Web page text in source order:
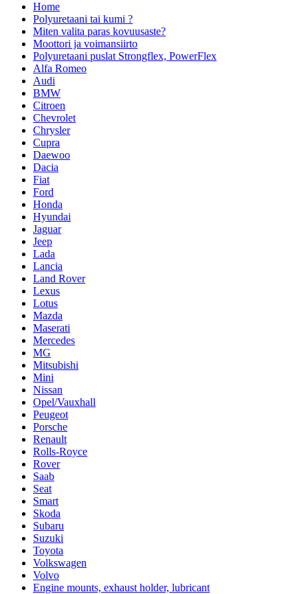
Home
Polyuretaani tai kumi ?
Miten valita paras kovuusaste?
Moottori ja voimansiirto
Polyuretaani puslat Strongflex, PowerFlex
Alfa Romeo
Audi
BMW
Citroen
Chevrolet
Chrysler
Cupra
Daewoo
Dacia
Fiat
Ford
Honda
Hyundai
Jaguar
Jeep
Lada
Lancia
Land Rover
Lexus
Lotus
Mazda
Maserati
Mercedes
MG
Mitsubishi
Mini
Nissan
Opel/Vauxhall
Peugeot
Porsche
Renault
Rolls-Royce
Rover
Saab
Seat
Smart
Skoda
Subaru
Suzuki
Toyota
Volkswagen
Volvo
Engine mounts, exhaust holder, lubricant